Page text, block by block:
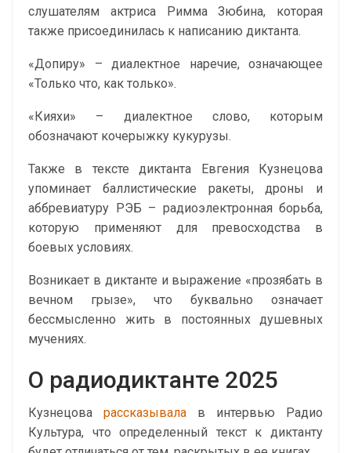
слушателям актриса Римма Зюбина, которая
также присоединилась к написанию диктанта.
«Допиру» – диалектное наречие, означающее
«Только что, как только».
«Кияхи» – диалектное слово, которым
обозначают кочерыжку кукурузы.
Также в тексте диктанта Евгения Кузнецова
упоминает баллистические ракеты, дроны и
аббревиатуру РЭБ – радиоэлектронная борьба,
которую применяют для превосходства в
боевых условиях.
Возникает в диктанте и выражение «прозябать в
вечном грызе», что буквально означает
бессмысленно жить в постоянных душевных
мучениях.
О радиодиктанте 2025
Кузнецова рассказывала в интервью Радио
Культура, что определенный текст к диктанту